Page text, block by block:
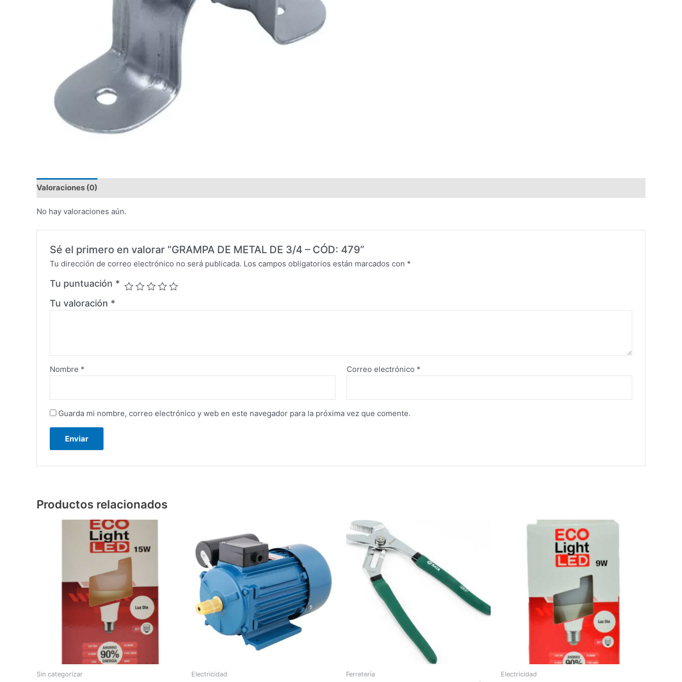
Valoraciones (0)
No hay valoraciones aún.
Sé el primero en valorar “GRAMPA DE METAL DE 3/4 – CÓD: 479”
Tu dirección de correo electrónico no será publicada. Los campos obligatorios están marcados con *
Tu puntuación *
Tu valoración *
Nombre * Correo electrónico *
Guarda mi nombre, correo electrónico y web en este navegador para la próxima vez que comente.
Productos relacionados
Sin categorizar Electricidad Ferretería Electricidad